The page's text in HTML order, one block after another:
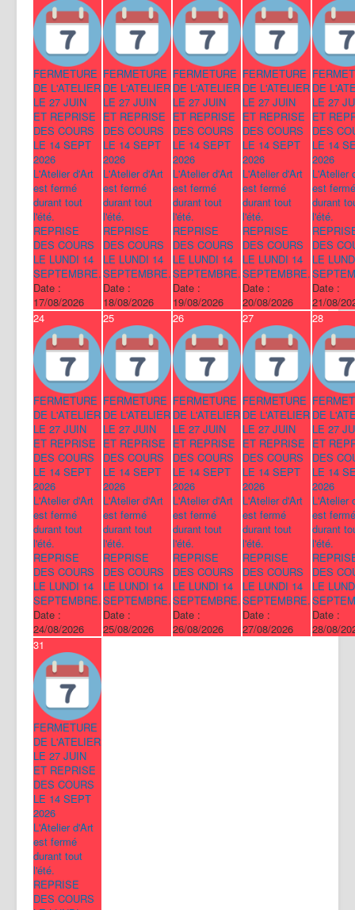
FERMETURE
DE L'ATELIER
LE 27 JUIN
ET REPRISE
DES COURS
LE 14 SEPT
2026
L'Atelier d'Art
est fermé
durant tout
l'été.
REPRISE
DES COURS
LE LUNDI 14
SEPTEMBRE.
Date :
17/08/2026
FERMETURE
DE L'ATELIER
LE 27 JUIN
ET REPRISE
DES COURS
LE 14 SEPT
2026
L'Atelier d'Art
est fermé
durant tout
l'été.
REPRISE
DES COURS
LE LUNDI 14
SEPTEMBRE.
Date :
18/08/2026
FERMETURE
DE L'ATELIER
LE 27 JUIN
ET REPRISE
DES COURS
LE 14 SEPT
2026
L'Atelier d'Art
est fermé
durant tout
l'été.
REPRISE
DES COURS
LE LUNDI 14
SEPTEMBRE.
Date :
19/08/2026
FERMETURE
DE L'ATELIER
LE 27 JUIN
ET REPRISE
DES COURS
LE 14 SEPT
2026
L'Atelier d'Art
est fermé
durant tout
l'été.
REPRISE
DES COURS
LE LUNDI 14
SEPTEMBRE.
Date :
20/08/2026
DE
LE 27
ET
DES
LE 14
2026
L'Atelier
est fermé
durant
l'été.
DES
LE
Date :
21/08/
24
FERMETURE
DE L'ATELIER
LE 27 JUIN
ET REPRISE
DES COURS
LE 14 SEPT
2026
L'Atelier d'Art
est fermé
durant tout
l'été.
REPRISE
DES COURS
LE LUNDI 14
SEPTEMBRE.
Date :
24/08/2026
25
FERMETURE
DE L'ATELIER
LE 27 JUIN
ET REPRISE
DES COURS
LE 14 SEPT
2026
L'Atelier d'Art
est fermé
durant tout
l'été.
REPRISE
DES COURS
LE LUNDI 14
SEPTEMBRE.
Date :
25/08/2026
26
FERMETURE
DE L'ATELIER
LE 27 JUIN
ET REPRISE
DES COURS
LE 14 SEPT
2026
L'Atelier d'Art
est fermé
durant tout
l'été.
REPRISE
DES COURS
LE LUNDI 14
SEPTEMBRE.
Date :
26/08/2026
27
FERMETURE
DE L'ATELIER
LE 27 JUIN
ET REPRISE
DES COURS
LE 14 SEPT
2026
L'Atelier d'Art
est fermé
durant tout
l'été.
REPRISE
DES COURS
LE LUNDI 14
SEPTEMBRE.
Date :
27/08/2026
28
DE
LE 27
ET
DES
LE 14
2026
L'Atelier
est fermé
durant
l'été.
DES
LE
Date :
28/08/
31
FERMETURE
DE L'ATELIER
LE 27 JUIN
ET REPRISE
DES COURS
LE 14 SEPT
2026
L'Atelier d'Art
est fermé
durant tout
l'été.
REPRISE
DES COURS